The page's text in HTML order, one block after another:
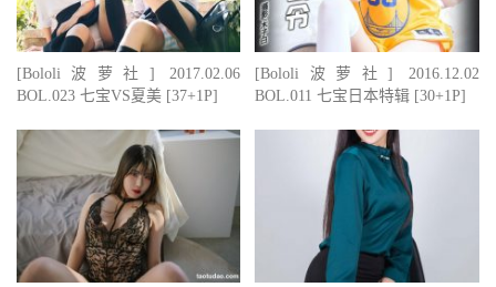
[Bololi波萝社] 2017.02.06
BOL.023 七宝VS夏美 [37+1P]
[Bololi波萝社] 2016.12.02
BOL.011 七宝日本特辑 [30+1P]